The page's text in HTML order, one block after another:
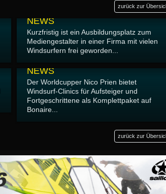
zurück zur
NEWS
Kurzfristig ist ein Ausbildungsplatz zum
Mediengestalter in einer Firma mit vielen
Windsurfern frei geworden...
NEWS
Der Worldcupper Nico Prien bietet
Windsurf-Clinics für Aufsteiger und
Fortgeschrittene als Komplettpaket auf
Bonaire...
zurück zur